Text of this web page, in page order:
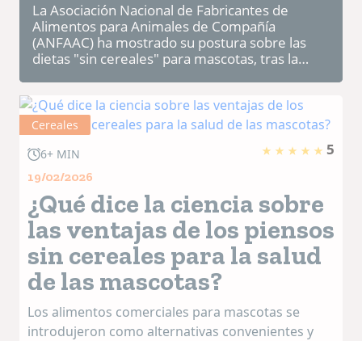
La Asociación Nacional de Fabricantes de
Alimentos para Animales de Compañía
(ANFAAC) ha mostrado su postura sobre las
dietas "sin cereales" para mascotas, tras la
Cereales
6+ MIN
5
19/02/2026
¿Qué dice la ciencia sobre
las ventajas de los piensos
sin cereales para la salud
de las mascotas?
Los alimentos comerciales para mascotas se
introdujeron como alternativas convenientes y